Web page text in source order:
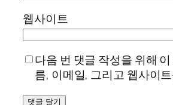
웹사이트
다음 번 댓글 작성을 위해
름, 이메일, 그리고 웹사이